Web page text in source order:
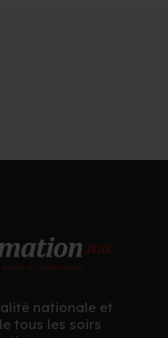
nationale et
tous les soirs